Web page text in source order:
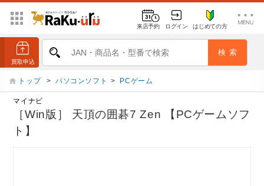
来店予約 ログイン はじめての方
トップ > パソコンソフト > PCゲーム
マイナビ
［Win版］ 天頂の囲碁7 Zen 【PCゲームソフ
ト】